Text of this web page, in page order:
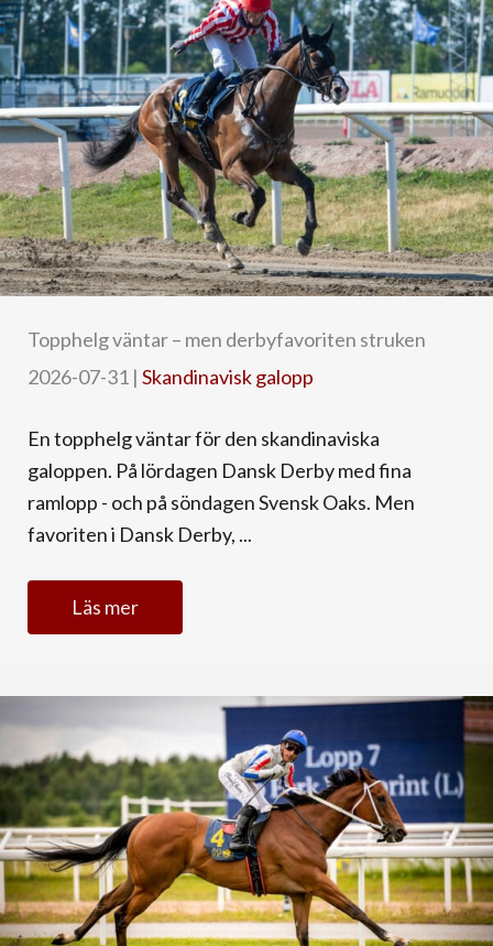
Topphelg väntar – men derbyfavoriten struken
2026-07-31 | Skandinavisk galopp
En topphelg väntar för den skandinaviska
galoppen. På lördagen Dansk Derby med fina
ramlopp - och på söndagen Svensk Oaks. Men
favoriten i Dansk Derby, ...
Läs mer